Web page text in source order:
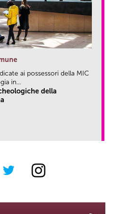
ai possessori della MIC
in...
della